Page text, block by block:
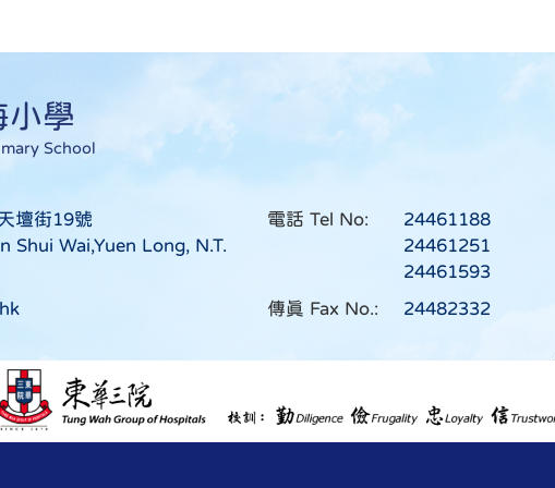
小學
School
壇街19號
Shui Wai,Yuen Long, N.T.
電話 Tel No:
24461188
24461251
24461593
傳真 Fax No.: 24482332